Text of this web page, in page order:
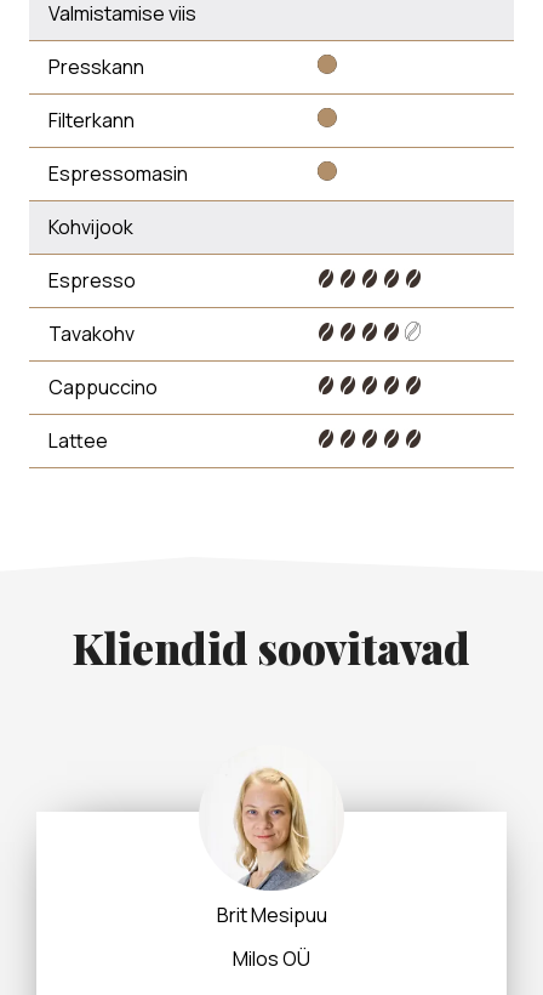
Valmistamise viis
Presskann
Filterkann
Espressomasin
Kohvijook
Espresso
Tavakohv
Cappuccino
Lattee
Kliendid soovitavad
Brit Mesipuu
Milos OÜ